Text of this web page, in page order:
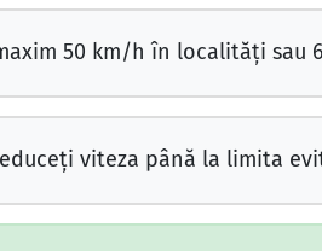
50 km/h în localităţi sau
viteza până la limita